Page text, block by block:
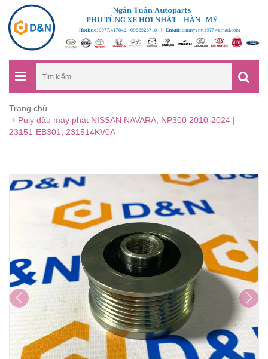
Trang chủ
Puly đầu máy phát NISSAN NAVARA, NP300 2010-2024 |
23151-EB301, 231514KV0A